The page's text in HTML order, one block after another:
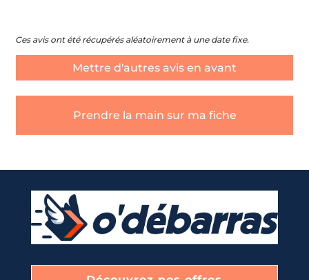
Ces avis ont été récupérés aléatoirement à une date fixe.
Mettre d'autres avis en avant
Prendre la main sur ma fiche
Quel type de débarras souhaitez-vous ?
DÉBARRAS DE MAISONS ET APPARTEMENTS
Nom & Prénom